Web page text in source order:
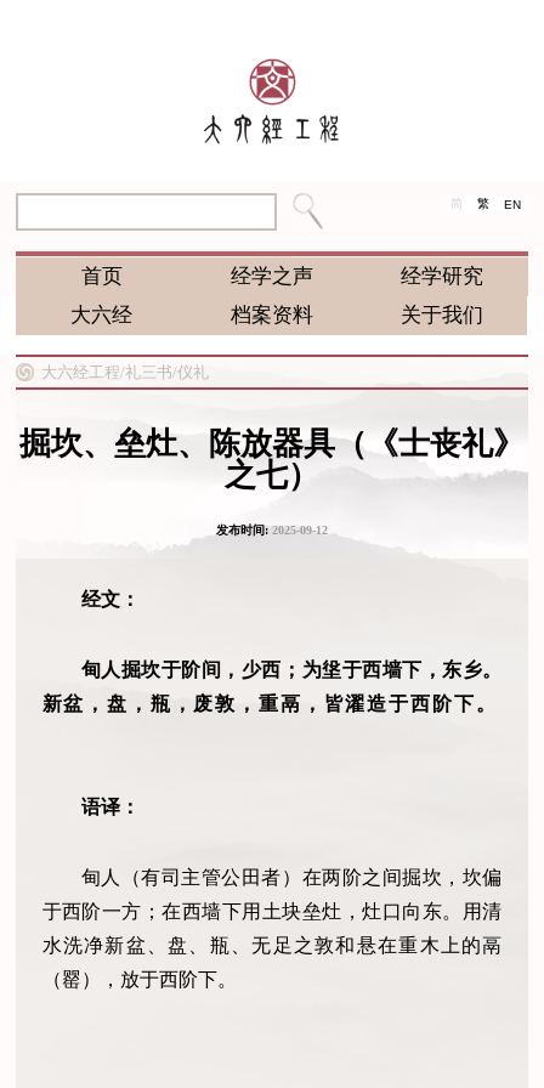
简 繁 EN
首页 经学之声
经学研究
大六经
档案资料 关于我们
大六经工程/礼三书/仪礼
掘坎、垒灶、陈放器具（《士丧礼》
之七）
发布时间:2025-09-12
经文：
甸人掘坎于阶间，少西；为垼于西墙下，东乡。
新盆，盘，瓶，废敦，重鬲，皆濯造于西阶下。
语译：
甸人（有司主管公田者）在两阶之间掘坎，坎偏
于西阶一方；在西墙下用土块垒灶，灶口向东。用清
水洗净新盆、盘、瓶、无足之敦和悬在重木上的鬲
（罂），放于西阶下。